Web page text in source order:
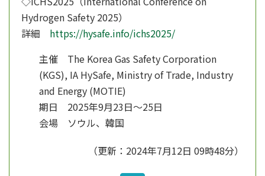
Hydrogen Safety 2025）
詳細 https://hysafe.info/ichs2025/
主催 The Korea Gas Safety Corporation
(KGS), IA HySafe, Ministry of Trade, Industry
and Energy (MOTIE)
期日 2025年9月23日～25日
会場 ソウル、韓国
（更新：2024年7月12日 09時48分）